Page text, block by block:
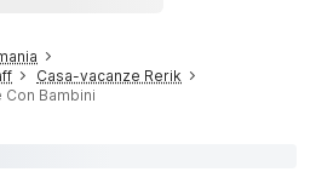
Casa-vacanze Rerik
Con Bambini